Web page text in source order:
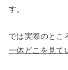
す。
では実際のとこ
一体どこを見て